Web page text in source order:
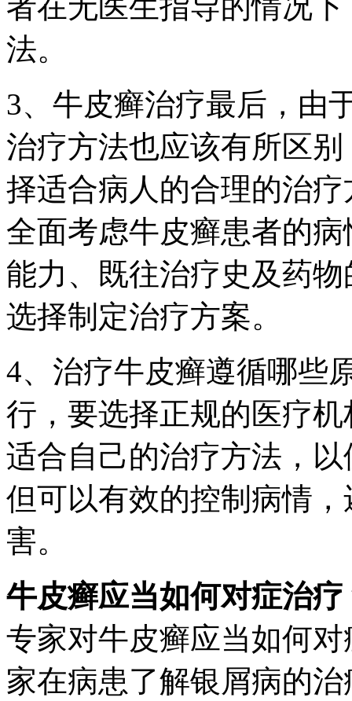
法。
3、牛皮癣治疗最后，由
治疗方法也应该有所区
择适合病人的合理的治
全面考虑牛皮癣患者的
能力、既往治疗史及药
选择制定治疗方案。
4、治疗牛皮癣遵循哪些
行，要选择正规的医疗
适合自己的治疗方法，
但可以有效的控制病情
害。
牛皮癣应当如何对症治疗
专家对牛皮癣应当如何
家在病患了解银屑病的